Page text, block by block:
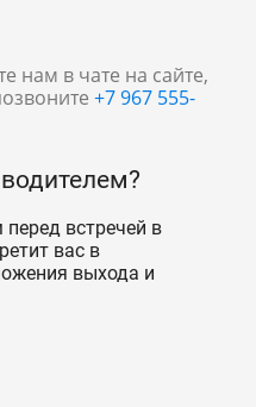
нам в чате на сайте,
+7 967 555-
встречей в
вас в
выхода и